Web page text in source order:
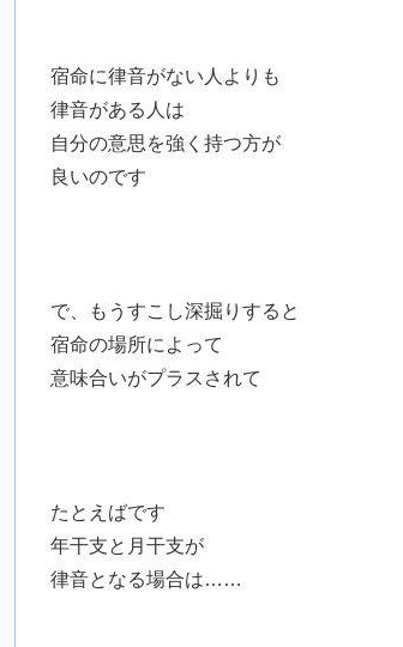
宿命に律音がない人よりも
律音がある人は
自分の意思を強く持つ方が
良いのです
で、もうすこし深掘りすると
宿命の場所によって
意味合いがプラスされて
たとえばです
年干支と月干支が
律音となる場合は……